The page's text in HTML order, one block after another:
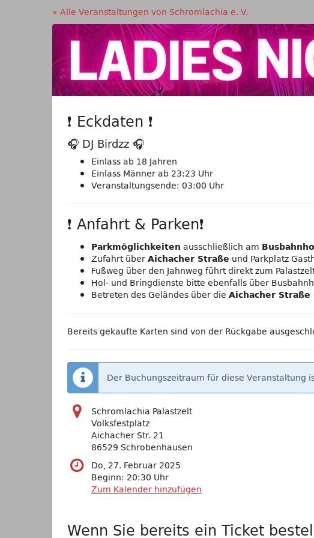
« Alle Veranstaltungen von Schromlachia e. V.
Ladies
Night
Do, 27. Februar 2025
❗ Eckdaten ❗
🎧 DJ Birdzz 🎧
Einlass ab 18 Jahren
Einlass Männer ab 23:23 Uhr
Veranstaltungsende: 03:00 Uhr
❗ Anfahrt & Parken❗
Parkmöglichkeiten ausschließlich am
Zufahrt überAichacher Straße und Parkplatz
Fußweg über den Jahnweg führt direkt zum
Hol- und Bringdienste bitte ebenfalls über
Betreten des Geländes über die Aichacher
Bereits gekaufte Karten sind von der Rückgabe
Der Buchungszeitraum für diese Veranstaltung
Schromlachia Palastzelt
Volksfestplatz
Aichacher Str. 21
86529 Schrobenhausen
Do, 27. Februar 2025
Beginn: 20:30 Uhr
Zum Kalender hinzufügen
Wenn Sie bereits ein Ticket